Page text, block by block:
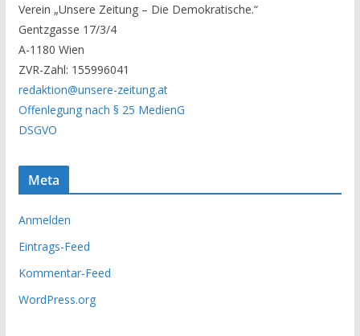
A
r
c
h
i
v
Verein „Unsere Zeitung – Die Demokratische.“
Gentzgasse 17/3/4
A-1180 Wien
ZVR-Zahl: 155996041
redaktion@unsere-zeitung.at
Offenlegung nach § 25 MedienG
DSGVO
Meta
Anmelden
Eintrags-Feed
Kommentar-Feed
WordPress.org